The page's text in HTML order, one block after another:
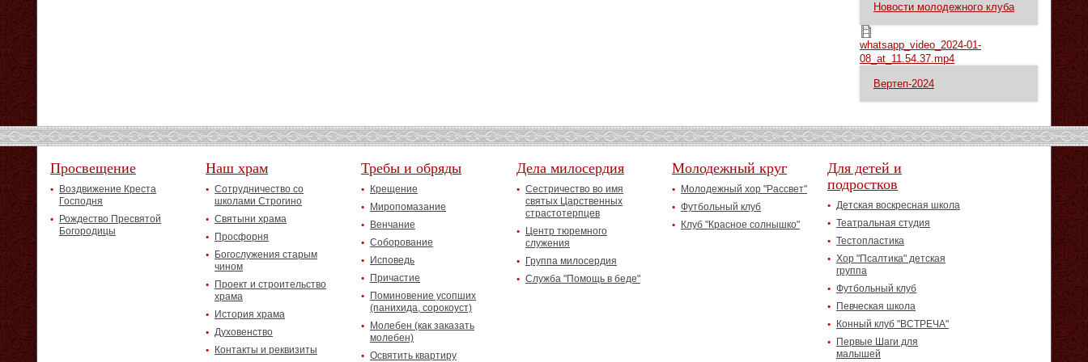
Новости молодежного клуба
whatsapp_video_2024-01-08_at_11.54.37.mp4
whatsapp_video_2024-01-
08_at_11.54.37.mp4
Вертеп-2024
Просвещение
Воздвижение Креста
Господня
Рождество Пресвятой
Богородицы
Наш храм
Сотрудничество со
школами Строгино
Святыни храма
Просфорня
Богослужения старым
чином
Проект и строительство
храма
История храма
Духовенство
Контакты и реквизиты
Требы и обряды
Крещение
Миропомазание
Венчание
Соборование
Исповедь
Причастие
Поминовение усопших
(панихида, сорокоуст)
Молебен (как заказать
молебен)
Освятить квартиру
Дела милосердия
Сестричество во имя
святых Царственных
страстотерпцев
Центр тюремного
служения
Группа милосердия
Служба "Помощь в беде"
Молодежный круг
Молодежный хор "Рассвет"
Футбольный клуб
Клуб "Красное солнышко"
Для детей и
подростков
Детская воскресная школа
Театральная студия
Тестопластика
Хор "Псалтика" детская
группа
Футбольный клуб
Певческая школа
Конный клуб "ВСТРЕЧА"
Первые Шаги для
малышей